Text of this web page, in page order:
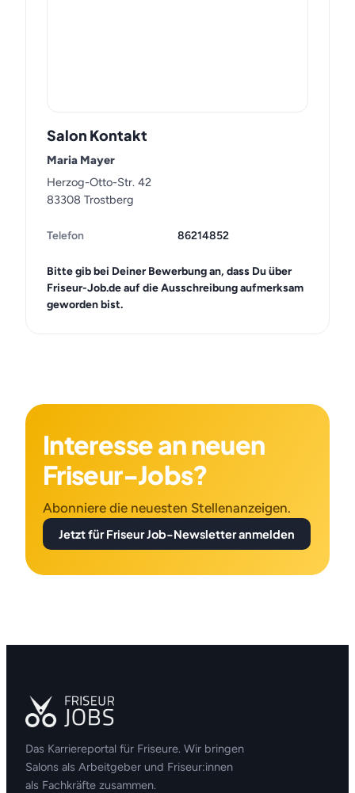
Salon Kontakt
Maria Mayer
Herzog-Otto-Str. 42
83308 Trostberg
Telefon 86214852
Bitte gib bei Deiner Bewerbung an, dass Du über
Friseur-Job.de auf die Ausschreibung aufmerksam
geworden bist.
Interesse an neuen
Friseur-Jobs?
Abonniere die neuesten Stellenanzeigen.
Jetzt für Friseur Job-Newsletter anmelden
Das Karriereportal für Friseure. Wir bringen
Salons als Arbeitgeber und Friseur:innen
als Fachkräfte zusammen.